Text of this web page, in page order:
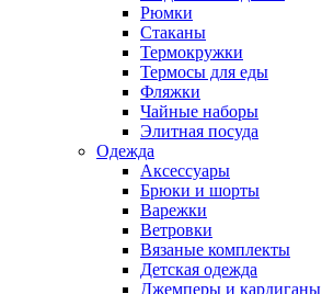
Рюмки
Стаканы
Термокружки
Термосы для еды
Фляжки
Чайные наборы
Элитная посуда
Одежда
Аксессуары
Брюки и шорты
Варежки
Ветровки
Вязаные комплекты
Детская одежда
Джемперы и кардиганы